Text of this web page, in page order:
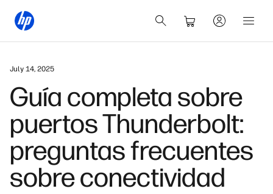
February 26, 2026
Cómo encontrar tu
contraseña Wi-Fi
guardada en Windows
y Android